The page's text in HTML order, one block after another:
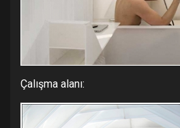
Çalışma alanı: